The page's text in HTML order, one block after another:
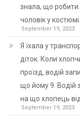
знала, що робити.
чоловік у костюмі.
September 19, 2023
Я їхала у
діток. Коли
проїзд, водій
що йому 9. Водій
на що хлопець
September 19, 2023